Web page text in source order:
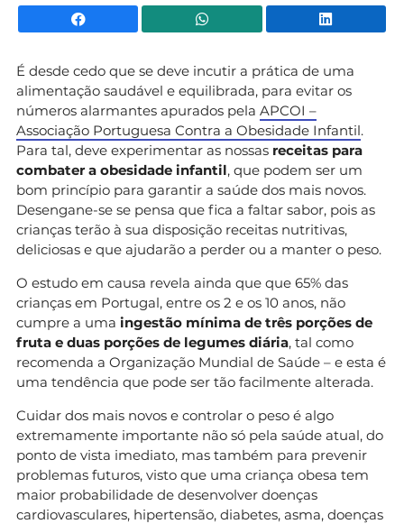
Facebook WhatsApp
É desde cedo que se deve incutir a prática de uma
alimentação saudável e equilibrada, para evitar os
números alarmantes apurados pela APCOI –
Associação Portuguesa Contra a Obesidade Infantil.
Para tal, deve experimentar as nossas receitas para
combater a obesidade infantil, que podem ser um
bom princípio para garantir a saúde dos mais novos.
Desengane-se se pensa que fica a faltar sabor, pois as
crianças terão à sua disposição receitas nutritivas,
deliciosas e que ajudarão a perder ou a manter o peso.
O estudo em causa revela ainda que que 65% das
crianças em Portugal, entre os 2 e os 10 anos, não
cumpre a uma ingestão mínima de três porções de
fruta e duas porções de legumes diária, tal como
recomenda a Organização Mundial de Saúde – e esta é
uma tendência que pode ser tão facilmente alterada.
Cuidar dos mais novos e controlar o peso é algo
extremamente importante não só pela saúde atual, do
ponto de vista imediato, mas também para prevenir
problemas futuros, visto que uma criança obesa tem
maior probabilidade de desenvolver doenças
cardiovasculares, hipertensão, diabetes, asma, doenças